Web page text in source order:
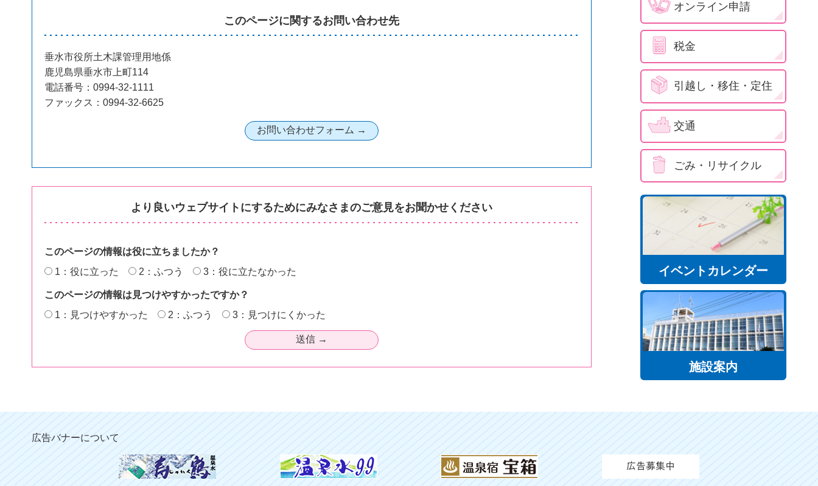
このページに関するお問い合わせ先
垂水市役所土木課管理用地係
鹿児島県垂水市上町114
電話番号：0994-32-1111
ファックス：0994-32-6625
より良いウェブサイトにするためにみなさまのご意見をお聞かせください
このページの情報は役に立ちましたか？
1：役に立った
2：ふつう 3：役に立たなかった
このページの情報は見つけやすかったですか？
1：見つけやすかった
2：ふつう 3：見つけにくかった
オンライン申請
税金
引越し・移住・定住
交通
ごみ・リサイクル
イベントカレンダー
施設案内
広告バナーについて